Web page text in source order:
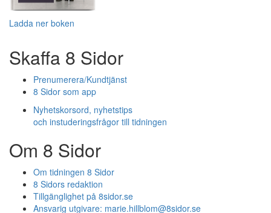
Ladda ner boken
Skaffa 8 Sidor
Prenumerera/Kundtjänst
8 Sidor som app
Nyhetskorsord, nyhetstips
och instuderingsfrågor till tidningen
Om 8 Sidor
Om tidningen 8 Sidor
8 Sidors redaktion
Tillgänglighet på 8sidor.se
Ansvarig utgivare: marie.hillblom@8sidor.se